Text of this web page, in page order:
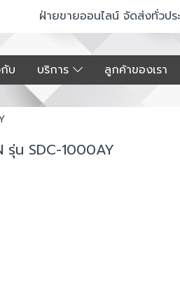
ฝ่ายขายออนไลน์ จัดส่งทั่วป
บ บริการ ลูกค้าของเรา
รุ่น SDC-1000AY